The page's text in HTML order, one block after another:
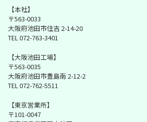
【本社】
〒563-0033
大阪府池田市住吉 2-14-20
TEL 072-763-3401
【大阪池田工場】
〒563-0035
大阪府池田市豊島南 2-12-2
TEL 072-762-5511
【東京営業所】
〒101-0047